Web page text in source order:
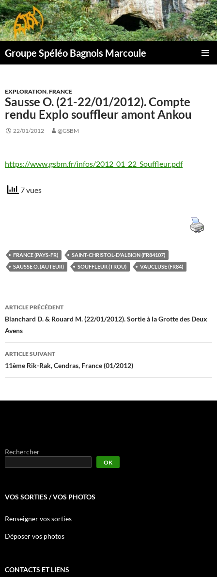
Aller
au
contenu
Groupe Spéléo Bagnols Marcoule
EXPLORATION,FRANCE
Sausse O. (21-22/01/2012). Compte
rendu Explo souffleur amont Ankou
22/01/2012 @GSBM
https://www.gsbm.fr/infos/2012_01_22_Souffleur.pdf
7 vues
FRANCE (PAYS-FR)
SAINT-CHRISTOL-D'ALBION (FR84107)
SAUSSE O. (AUTEUR)
SOUFFLEUR (TROU) VAUCLUSE (FR84)
Navigation
des
articles
ARTICLE PRÉCÉDENT
Blanchard D. & Rouard M. (22/01/2012). Sortie à la Grotte des Deux
Avens
ARTICLE SUIVANT
11ème Rik-Rak, Cendras, France (01/2012)
Rechercher
OK
VOS SORTIES / VOS PHOTOS
Renseigner vos sorties
Déposer vos photos
CONTACTS ET LIENS